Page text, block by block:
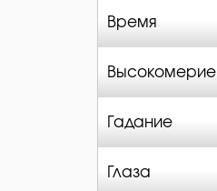
Время
Высокомерие
Гадание
Глаза